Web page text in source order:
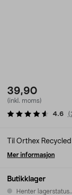
39,90
(inkl. moms)
4.6 (
Butikklager
Henter
Til Orthex
Mer informasjon